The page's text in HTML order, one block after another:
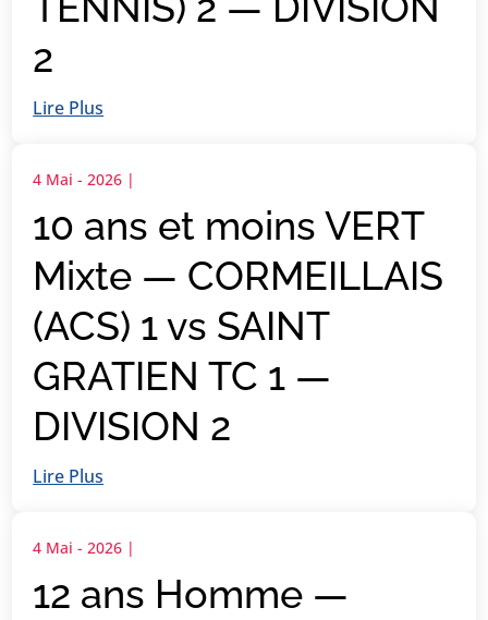
2
Lire Plus
10 ans et moins VERT
Mixte — CORMEILLAIS
(ACS) 1 vs SAINT
GRATIEN TC 1 —
DIVISION 2
4 Mai - 2026 |
Lire Plus
12 ans Homme —
4 Mai - 2026 |